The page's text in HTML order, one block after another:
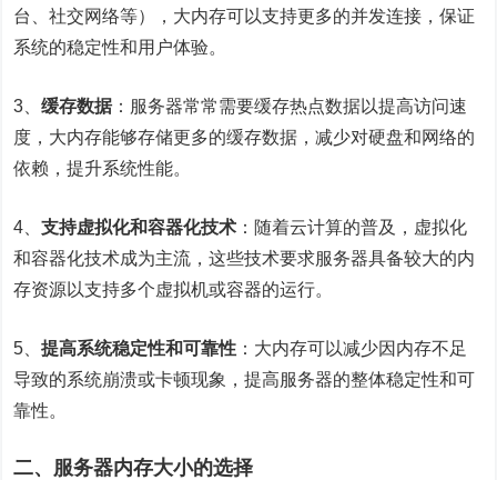
台、社交网络等），大内存可以支持更多的并发连接，保证
系统的稳定性和用户体验。
3、缓存数据：服务器常常需要缓存热点数据以提高访问速
度，大内存能够存储更多的缓存数据，减少对硬盘和网络的
依赖，提升系统性能。
4、支持虚拟化和容器化技术 ：随着云计算的普及，虚拟化
和容器化技术成为主流，这些技术要求服务器具备较大的内
存资源以支持多个虚拟机或容器的运行。
5、提高系统稳定性和可靠性 ：大内存可以减少因内存不足
导致的系统崩溃或卡顿现象，提高服务器的整体稳定性和可
靠性。
二、服务器内存大小的选择